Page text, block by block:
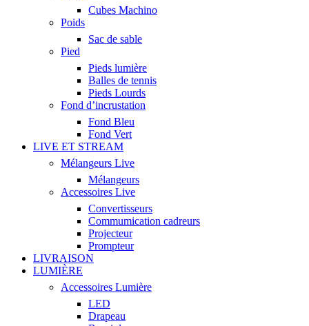
Cubes Machino
Poids
Sac de sable
Pied
Pieds lumière
Balles de tennis
Pieds Lourds
Fond d’incrustation
Fond Bleu
Fond Vert
LIVE ET STREAM
Mélangeurs Live
Mélangeurs
Accessoires Live
Convertisseurs
Commumication cadreurs
Projecteur
Prompteur
LIVRAISON
LUMIÈRE
Accessoires Lumière
LED
Drapeau